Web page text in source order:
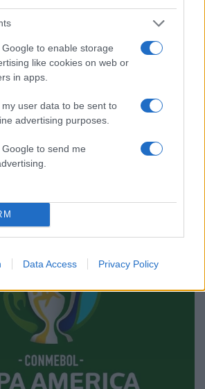
to enable storage
like cookies on web or
in apps.
user data to be sent to
advertising purposes.
to send me
Data Access Privacy Policy